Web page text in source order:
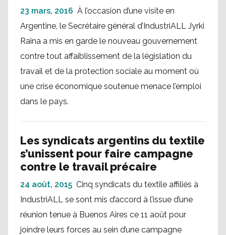
23 mars, 2016 À l’occasion d’une visite en
Argentine, le Secrétaire général d’IndustriALL Jyrki
Raina a mis en garde le nouveau gouvernement
contre tout affaiblissement de la législation du
travail et de la protection sociale au moment où
une crise économique soutenue menace l’emploi
dans le pays.
Les syndicats argentins du textile
s’unissent pour faire campagne
contre le travail précaire
24 août, 2015 Cinq syndicats du textile affiliés à
IndustriALL se sont mis d’accord à l’issue d’une
réunion tenue à Buenos Aires ce 11 août pour
joindre leurs forces au sein d’une campagne